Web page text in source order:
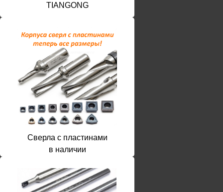
TIANGONG
Сверла с пластинами
в наличии